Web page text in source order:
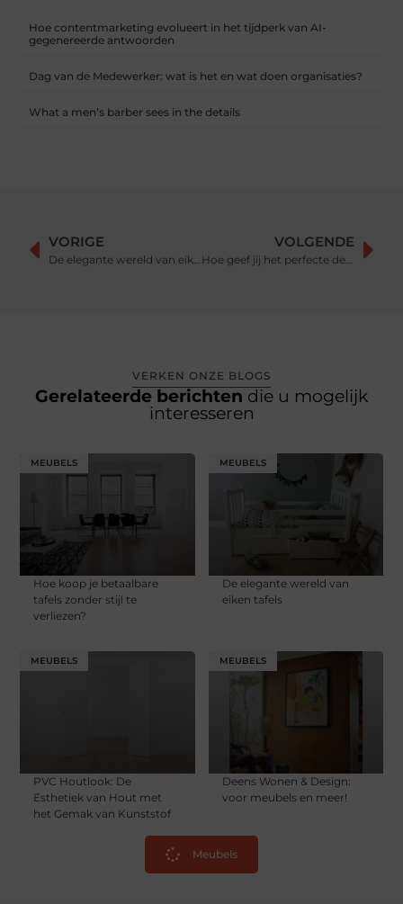
Hoe contentmarketing evolueert in het tijdperk van AI-
gegenereerde antwoorden
Dag van de Medewerker: wat is het en wat doen organisaties?
What a men’s barber sees in the details
VORIGE
De elegante wereld van eiken tafels
VOLGENDE
Hoe geef jij het perfecte dekbed cadeau?
VERKEN ONZE BLOGS
Gerelateerde berichten die u mogelijk
interesseren
MEUBELS
Hoe koop je betaalbare
tafels zonder stijl te
verliezen?
MEUBELS
De elegante wereld van
eiken tafels
MEUBELS
PVC Houtlook: De
Esthetiek van Hout met
het Gemak van Kunststof
MEUBELS
Deens Wonen & Design:
voor meubels en meer!
Meubels